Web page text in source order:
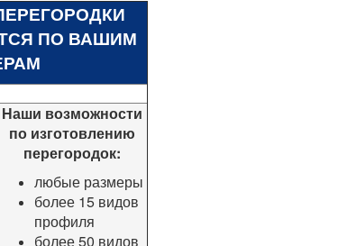
ПО ВАШИМ
Наши возможности
по изготовлению
перегородок:
любые размеры
более 15 видов
профиля
более 50 видов